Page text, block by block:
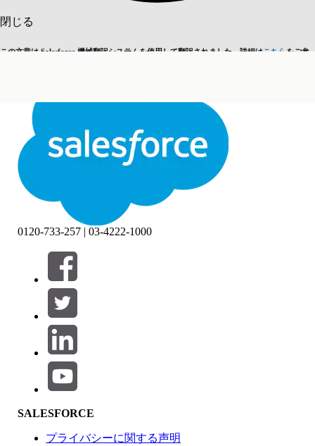
閉じる
この文章は Salesforce 機械翻訳システムを使用して翻訳されました。詳細はこちら をご参
閉じる 閉じる
絞り込み条件 (0)
絞り込み条件を選択
製品エリア
機能の影響
0120-733-257 | 03-4222-1000
SALESFORCE
プライバシーに関する声明